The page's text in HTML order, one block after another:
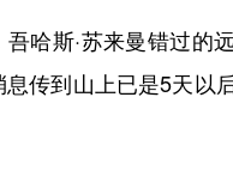
斯·苏来曼错过的
传到山上已是5天以